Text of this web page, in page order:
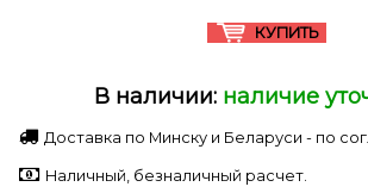
В наличии: наличие
Доставка по Минску и Беларуси - по
Наличный, безналичный расчет.